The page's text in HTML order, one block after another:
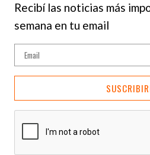
Recibí las noticias más
semana en tu email